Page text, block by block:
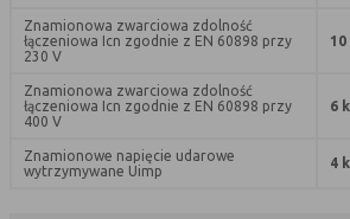
możliwości realizacji
działanie serwisu. Do
np. cookies reklamowe.
Znamionowa zwarciowa zdolność
łączeniowa Icn zgodnie z EN 60898 przy
230 V
10
Znamionowa zwarciowa zdolność
łączeniowa Icn zgodnie z EN 60898 przy
400 V
6
Znamionowe napięcie udarowe
wytrzymywane Uimp
4